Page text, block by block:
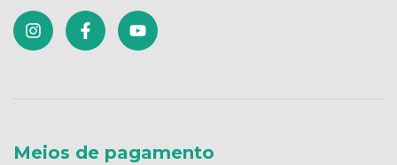
Meios de pagamento